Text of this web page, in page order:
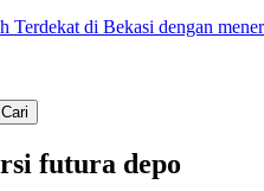
Terdekat di Bekasi dengan
futura depo